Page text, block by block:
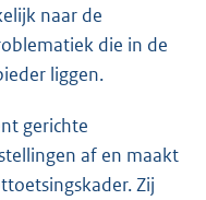
naar de
die in de
liggen.
gerichte
af en maakt
Zij